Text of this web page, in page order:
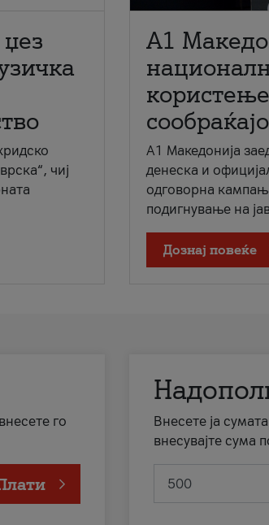
чиј
A1
A1 Македонија
денеска и
одговорна
подигнување на
Дознај повеќе
го
Внесете ја
внесувајте сума